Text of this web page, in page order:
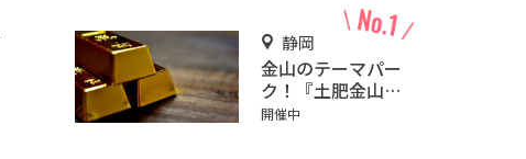
静岡
金山のテーマパー
ク！『土肥金山』
で砂金採り体験や
開催中